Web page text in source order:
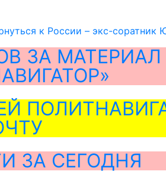
к России – экс-соратник
ЗА
ЗА СЕГОДНЯ